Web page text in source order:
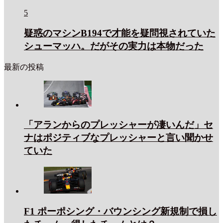
5
疑惑のマシンB194で才能を疑問視されていた
シューマッハ。だがその実力は本物だった
最新の投稿
「アランからのプレッシャーが凄いんだ」セ
ナはポジティブなプレッシャーと言い聞かせ
ていた
F1 ポーポシング・バウンシング新規制で損し